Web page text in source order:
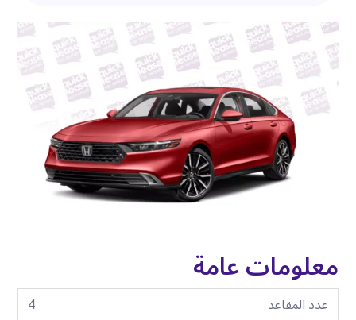
معلومات عامة
عدد المقاعد
4